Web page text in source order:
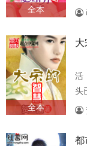
全本
全本
大
活
头
说
都